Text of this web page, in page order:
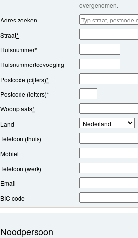
overgenomen.
Adres zoeken
Straat*
Huisnummer*
Huisnummertoevoeging
Postcode (cijfers)*
Postcode (letters)*
Woonplaats*
Land
Telefoon (thuis)
Mobiel
Telefoon (werk)
Email
BIC code
Noodpersoon